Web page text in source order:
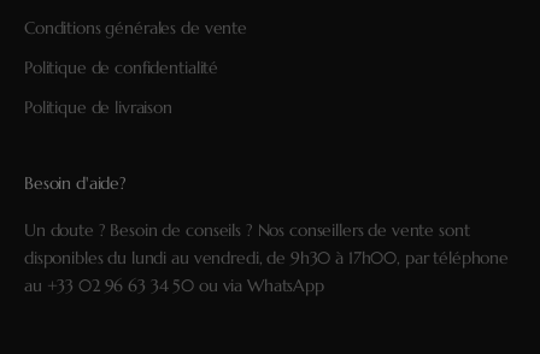
Conditions générales de vente
Politique de confidentialité
Politique de livraison
Besoin d'aide?
Un doute ? Besoin de conseils ? Nos conseillers de vente sont
disponibles du lundi au vendredi, de 9h30 à 17h00, par téléphone
au +33 02 96 63 34 50 ou via WhatsApp